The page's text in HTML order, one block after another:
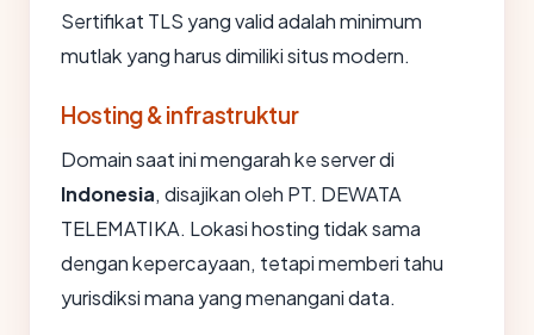
Sertifikat TLS yang valid adalah minimum
mutlak yang harus dimiliki situs modern.
Hosting & infrastruktur
Domain saat ini mengarah ke server di
Indonesia, disajikan oleh PT. DEWATA
TELEMATIKA. Lokasi hosting tidak sama
dengan kepercayaan, tetapi memberi tahu
yurisdiksi mana yang menangani data.